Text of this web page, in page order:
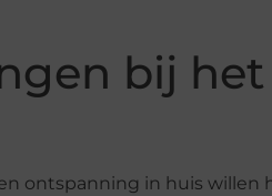
bij
ontspanning in huis willen